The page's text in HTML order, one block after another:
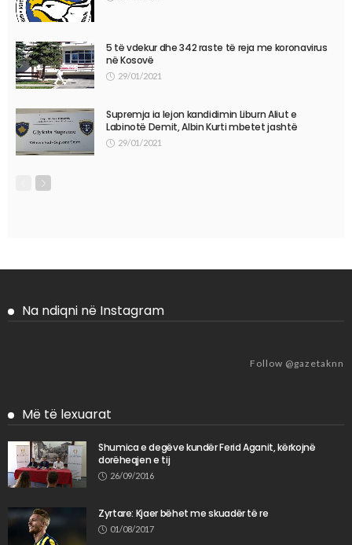
5 të vdekur dhe 342 raste të reja me koronavirus
në Kosovë
29/01/2021
Supremja ia lejon kandidimin Liburn Aliut e
Labinotë Demit, Albin Kurti mbetet jashtë
29/01/2021
Na ndiqni në Instagram
Follow @gazetaknn
Më të lexuarat
Shumica e degëve kundër Ferid Aganit, kërkojnë
dorëheqjen e tij
26/09/2016
Zyrtare: Kjaer bëhet me skuadër të re
01/08/2017